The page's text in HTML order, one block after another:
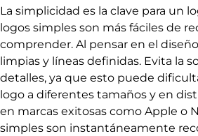
La simplicidad es la clave para un
logos simples son más fáciles de
comprender. Al pensar en el
limpias y líneas definidas. Evita la
detalles, ya que esto puede
logo a diferentes tamaños y en
en marcas exitosas como Apple o
simples son instantáneamente